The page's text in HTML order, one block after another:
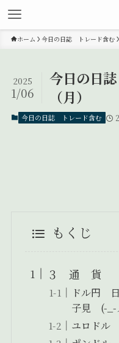
ホーム 今日の日誌 トレード含む
今日の日
（月）
2025
1/06
今日の日誌 トレード含む
もくじ
３ 通 貨
ドル円
子見 (-_-
ユロドル